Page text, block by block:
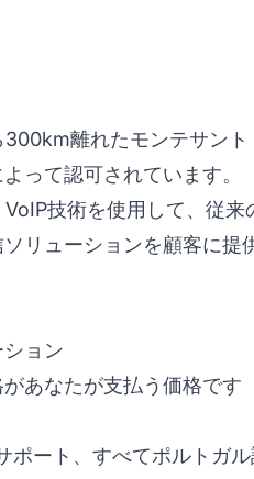
離れたモンテサン
って認可されています。
技術を使用して、従
リューションを顧客に提
ョン
あなたが支払う価格です
ポート、すべてポルトガ